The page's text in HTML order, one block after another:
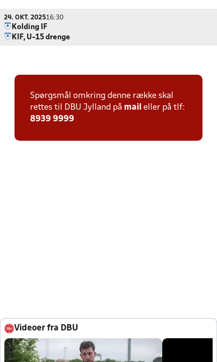
24. OKT. 202516:30
Kolding IF
KIF, U-15 drenge
Spørgsmål omkring denne række skal
rettes til DBU Jylland på mail eller på tlf:
8939 9999
Videoer fra DBU